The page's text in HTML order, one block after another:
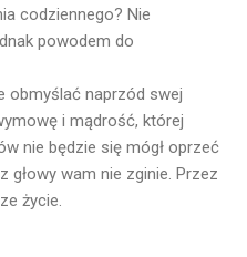
codziennego? Nie
powodem do
obmyślać naprzód swej
i mądrość, której
nie będzie się mógł oprzeć
głowy wam nie zginie. Przez
życie.